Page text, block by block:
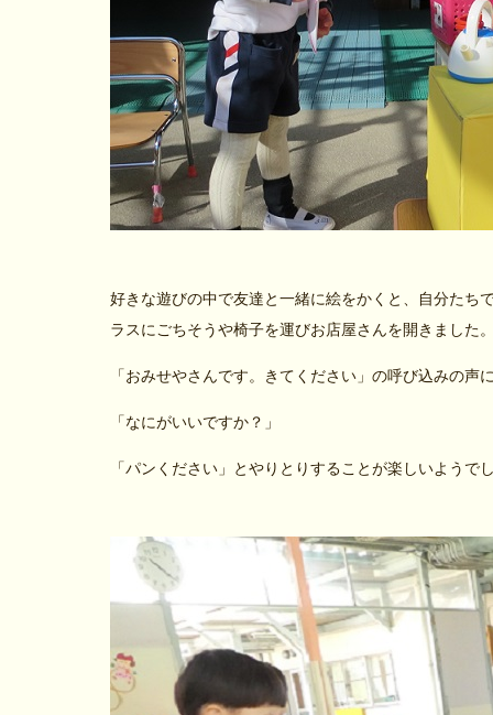
好きな遊びの中で友達と一緒に絵をかくと、自分たち
ラスにごちそうや椅子を運びお店屋さんを開きました
「おみせやさんです。きてください」の呼び込みの声
「なにがいいですか？」
「パンください」とやりとりすることが楽しいようで